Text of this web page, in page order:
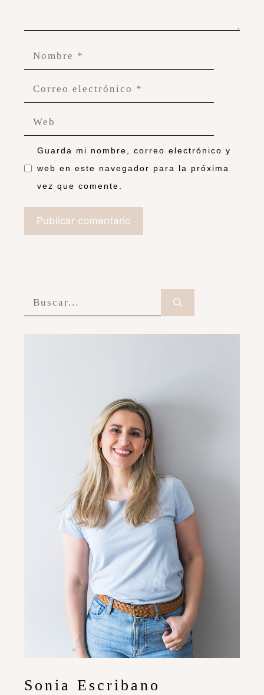
Guarda mi nombre, correo electrónico y
web en este navegador para la próxima
vez que comente.
Sonia Escribano